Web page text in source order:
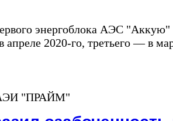
энергоблока АЭС "Аккую"
апреле 2020-го, третьего — в
"ПРАЙМ"